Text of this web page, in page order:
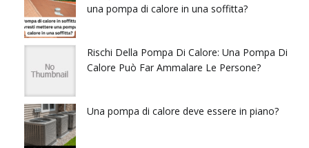
una pompa di calore in una soffitta?
Rischi Della Pompa Di Calore: Una Pompa Di
Calore Può Far Ammalare Le Persone?
Una pompa di calore deve essere in piano?